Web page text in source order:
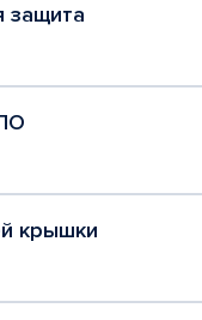
защита
крышки